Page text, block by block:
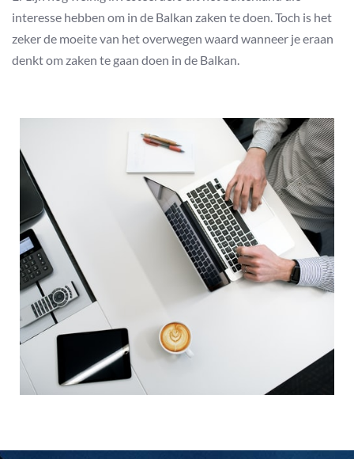
interesse hebben om in de Balkan zaken te doen. Toch is het
zeker de moeite van het overwegen waard wanneer je eraan
denkt om zaken te gaan doen in de Balkan.